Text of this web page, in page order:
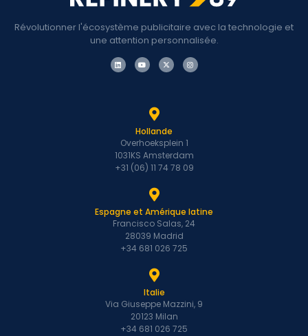
Révolutionner l'écosystème publicitaire avec la technologie et
une attention personnalisée.
Hollande
Overhoeksplein 1
1031KS Amsterdam
+31 (06) 11 74 78 09
Espagne et Amérique latine
Francisco Salas, 24
28039 Madrid
+34 681 026 725
Italie
Via Giuseppe Mazzini, 9
20123 Milan
+34 681 026 725